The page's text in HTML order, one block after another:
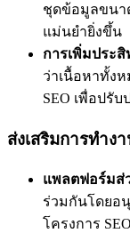
ชุดข้อมูลขนา
แม่นยำยิ่งขึ้น
การเพิ่มประ
ว่าเนื้อหาทั้ง
SEO เพื่อปรับ
ส่งเสริมการทำง
แพลตฟอร์มส่
ร่วมกันโดยอ
โครงการ SEO